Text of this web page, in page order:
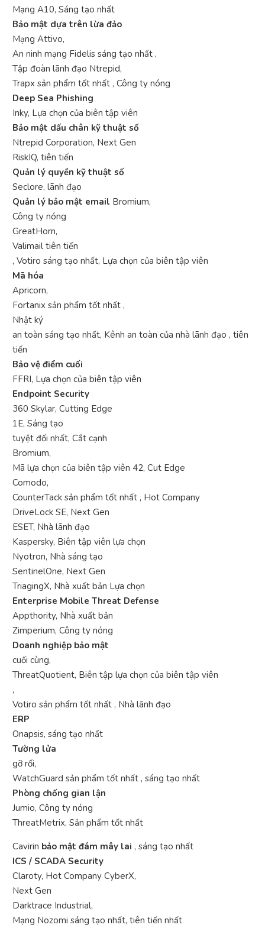
Mạng A10, Sáng tạo nhất
Bảo mật dựa trên lừa đảo
Mạng Attivo,
An ninh mạng Fidelis sáng tạo nhất ,
Tập đoàn lãnh đạo Ntrepid,
Trapx sản phẩm tốt nhất , Công ty nóng
Deep Sea Phishing
Inky, Lựa chọn của biên tập viên
Bảo mật dấu chân kỹ thuật số
Ntrepid Corporation, Next Gen
RiskIQ, tiên tiến
Quản lý quyền kỹ thuật số
Seclore, lãnh đạo
Quản lý bảo mật email Bromium,
Công ty nóng
GreatHorn,
Valimail tiên tiến
, Votiro sáng tạo nhất, Lựa chọn của biên tập viên
Mã hóa
Apricorn,
Fortanix sản phẩm tốt nhất ,
Nhật ký
an toàn sáng tạo nhất, Kênh an toàn của nhà lãnh đạo , tiên
tiến
Bảo vệ điểm cuối
FFRI, Lựa chọn của biên tập viên
Endpoint Security
360 Skylar, Cutting Edge
1E, Sáng tạo
tuyệt đối nhất, Cắt cạnh
Bromium,
Mã lựa chọn của biên tập viên 42, Cut Edge
Comodo,
CounterTack sản phẩm tốt nhất , Hot Company
DriveLock SE, Next Gen
ESET, Nhà lãnh đạo
Kaspersky, Biên tập viên lựa chọn
Nyotron, Nhà sáng tạo
SentinelOne, Next Gen
TriagingX, Nhà xuất bản Lựa chọn
Enterprise Mobile Threat Defense
Appthority, Nhà xuất bản
Zimperium, Công ty nóng
Doanh nghiệp bảo mật
cuối cùng,
ThreatQuotient, Biên tập lựa chọn của biên tập viên
,
Votiro sản phẩm tốt nhất , Nhà lãnh đạo
ERP
Onapsis, sáng tạo nhất
Tường lửa
gỡ rối,
WatchGuard sản phẩm tốt nhất , sáng tạo nhất
Phòng chống gian lận
Jumio, Công ty nóng
ThreatMetrix, Sản phẩm tốt nhất
Cavirin bảo mật đám mây lai , sáng tạo nhất
ICS / SCADA Security
Claroty, Hot Company CyberX,
Next Gen
Darktrace Industrial,
Mạng Nozomi sáng tạo nhất, tiên tiến nhất